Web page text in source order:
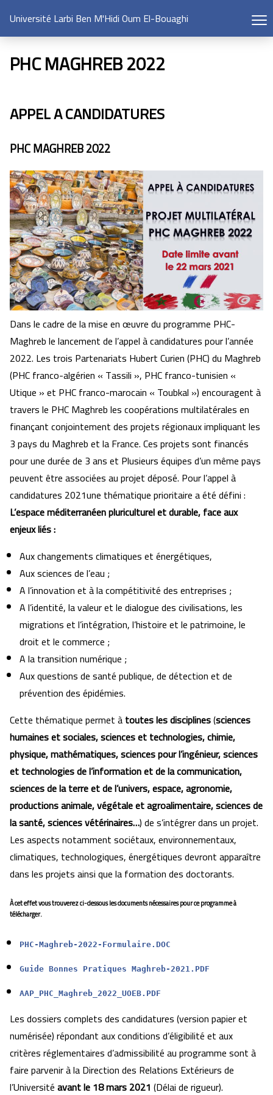
Université Larbi Ben M'Hidi Oum El-Bouaghi
PHC MAGHREB 2022
APPEL A CANDIDATURES
PHC MAGHREB 2022
Dans le cadre de la mise en œuvre du programme PHC-
Maghreb le lancement de l’appel à candidatures pour l’année
2022. Les trois Partenariats Hubert Curien (PHC) du Maghreb
(PHC franco-algérien « Tassili », PHC franco-tunisien «
Utique » et PHC franco-marocain « Toubkal ») encouragent à
travers le PHC Maghreb les coopérations multilatérales en
finançant conjointement des projets régionaux impliquant les
3 pays du Maghreb et la France. Ces projets sont financés
pour une durée de 3 ans et Plusieurs équipes d’un même pays
peuvent être associées au projet déposé. Pour l’appel à
candidatures 2021une thématique prioritaire a été défini :
L’espaceméditerranéen pluriculturel et durable, face aux
enjeux liés :
Aux changements climatiques et énergétiques,
Aux sciences de l’eau ;
A l’innovation et à la compétitivité des entreprises ;
A l’identité, la valeur et le dialogue des civilisations, les
migrations et l’intégration, l’histoire et le patrimoine, le
droit et le commerce ;
A la transition numérique ;
Aux questions de santé publique, de détection et de
prévention des épidémies.
Cette thématique permet àtoutes les disciplines(sciences
humaines et sociales, sciences et technologies, chimie,
physique, mathématiques, sciences pour l’ingénieur, sciences
et technologies de l’information et de la communication,
sciences de la terre et de l’univers, espace, agronomie,
productions animale, végétale et agroalimentaire, sciences de
la santé, sciences vétérinaires…)de s’intégrer dans un projet.
Les aspects notamment sociétaux, environnementaux,
climatiques, technologiques, énergétiques devront apparaître
dans les projets ainsi que la formation des doctorants.
À cet effet vous trouverez ci-dessous les documents nécessaires pour ce programme à
télécharger.
PHC-Maghreb-2022-Formulaire.DOC
Guide Bonnes Pratiques Maghreb-2021.PDF
AAP_PHC_Maghreb_2022_UOEB.PDF
Les dossiers complets des candidatures (version papier et
numérisée) répondant aux conditions d’éligibilité et aux
critères réglementaires d’admissibilité au programme sont à
faire parvenir à la Direction des Relations Extérieurs de
l’Universitéavant le 18 mars 2021 (Délai de rigueur).